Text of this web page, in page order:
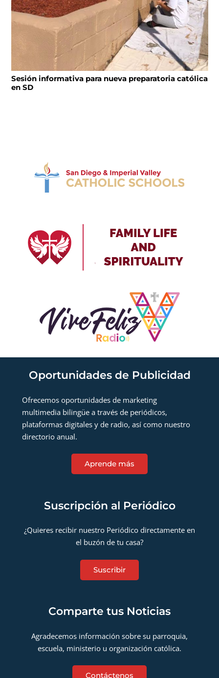
Sesión informativa para nueva preparatoria católica
en SD
Oportunidades de Publicidad
Ofrecemos oportunidades de marketing
multimedia bilingüe a través de periódicos,
plataformas digitales y de radio, así como nuestro
directorio anual.
Aprende más
Suscripción al Periódico
¿Quieres recibir nuestro Periódico directamente en
el buzón de tu casa?
Suscribir
Comparte tus Noticias
Agradecemos información sobre su parroquia,
escuela, ministerio u organización católica.
Contáctenos